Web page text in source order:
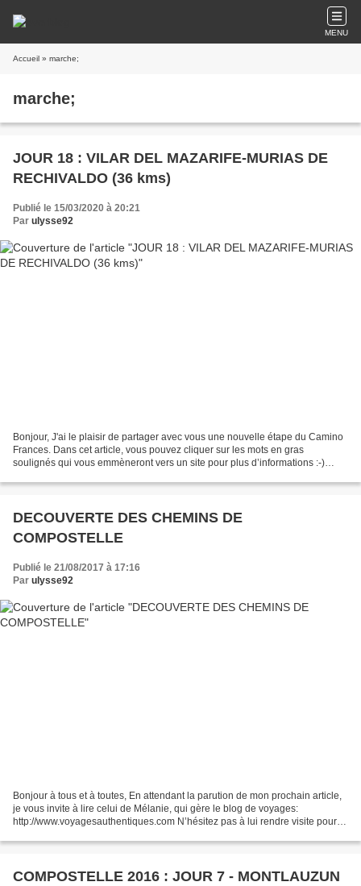
MENU
Accueil » marche;
marche;
JOUR 18 : VILAR DEL MAZARIFE-MURIAS DE
RECHIVALDO (36 kms)
Publié le 15/03/2020 à 20:21
Par ulysse92
Bonjour, J'ai le plaisir de partager avec vous une nouvelle étape du Camino
Frances. Dans cet article, vous pouvez cliquer sur les mots en gras
soulignés qui vous emmèneront vers un site pour plus d’informations :-)
DECOUVERTE DES CHEMINS DE
COMPOSTELLE
Publié le 21/08/2017 à 17:16
Par ulysse92
Bonjour à tous et à toutes, En attendant la parution de mon prochain article,
je vous invite à lire celui de Mélanie, qui gère le blog de voyages:
http://www.voyagesauthentiques.com N’hésitez pas à lui rendre visite pour
COMPOSTELLE 2016 : JOUR 7 - MONTLAUZUN